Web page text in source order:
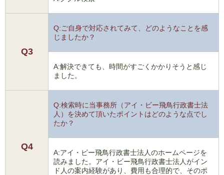
Q3
Q:ご自身で対応されてみて、どのようなことを感
じましたか？
A:解決できても、時間がすごくかかりそうと感じ
ました。
Q4
Q:検索時に当事務所（アイ・ビー飛鳥行政書士法
人）を決めて頂いたポイントはどのような点でし
たか？
A:アイ・ビー飛鳥行政書士法人のホームページを
読みました。アイ・ビー飛鳥行政書士法人がイン
ド人の案内経験があり、費用も合理的で、そのポ